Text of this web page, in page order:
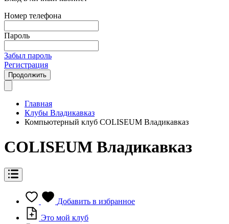
Номер телефона
Пароль
Забыл пароль
Регистрация
Продолжить
Главная
Клубы Владикавказ
Компьютерный клуб COLISEUM Владикавказ
COLISEUM Владикавказ
Добавить в избранное
Это мой клуб